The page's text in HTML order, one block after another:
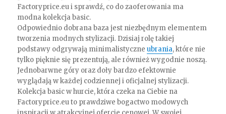
Factoryprice.eu i sprawdź, co do zaoferowania ma
modna kolekcja basic.
Odpowiednio dobrana baza jest niezbędnym elementem
tworzenia modnych stylizacji. Dzisiaj rolę takiej
podstawy odgrywają minimalistyczneubrania, które nie
tylko pięknie się prezentują, ale również wygodnie noszą.
Jednobarwne góry oraz doły bardzo efektownie
wyglądają w każdej codziennej i oficjalnej stylizacji.
Kolekcja basic w hurcie, która czeka na Ciebie na
Factoryprice.eu to prawdziwe bogactwo modowych